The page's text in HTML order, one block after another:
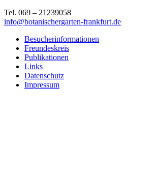
Tel. 069 – 21239058
info@botanischergarten-frankfurt.de
Besucherinformationen
Freundeskreis
Publikationen
Links
Datenschutz
Impressum